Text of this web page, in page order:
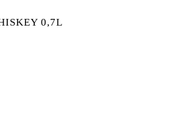
0,7L
0,7L MENGE